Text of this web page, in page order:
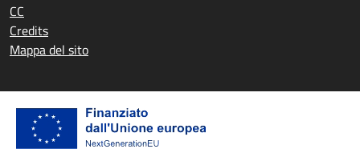
CC
Credits
Mappa del sito